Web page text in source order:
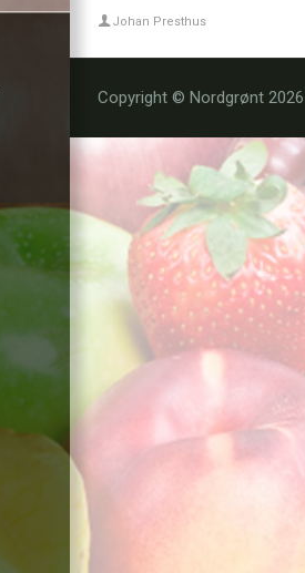
Johan Presthus
Copyright © Nordgrønt 2026